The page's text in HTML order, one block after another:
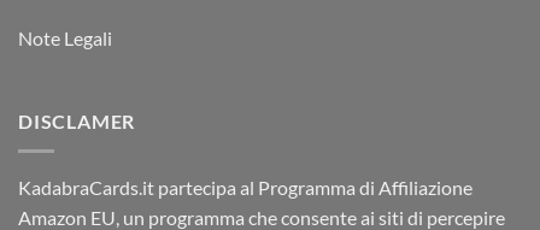
Note Legali
DISCLAMER
KadabraCards.it partecipa al Programma di Affiliazione
Amazon EU, un programma che consente ai siti di percepire